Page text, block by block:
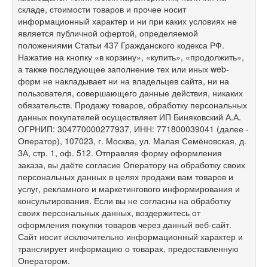
складе, стоимости товаров и прочее носит
информационный характер и ни при каких условиях не
является публичной офертой, определяемой
положениями Статьи 437 Гражданского кодекса РФ.
Нажатие на кнопку «в корзину», «купить», «продолжить»,
а также последующее заполнение тех или иных web-
форм не накладывает ни на владельцев сайта, ни на
пользователя, совершающего данные действия, никаких
обязательств. Продажу товаров, обработку персональных
данных покупателей осуществляет ИП Биняковский А.А.
ОГРНИП: 304770000277937, ИНН: 771800039041 (далее -
Оператор), 107023, г. Москва, ул. Малая Семёновская, д.
3А, стр. 1, оф. 512. Отправляя форму оформления
заказа, вы даёте согласие Оператору на обработку своих
персональных данных в целях продажи вам товаров и
услуг, рекламного и маркетингового информирования и
консультирования. Если вы не согласны на обработку
своих персональных данных, воздержитесь от
оформления покупки товаров через данный веб-сайт.
Сайт носит исключительно информационный характер и
транслирует информацию о товарах, предоставленную
Оператором.